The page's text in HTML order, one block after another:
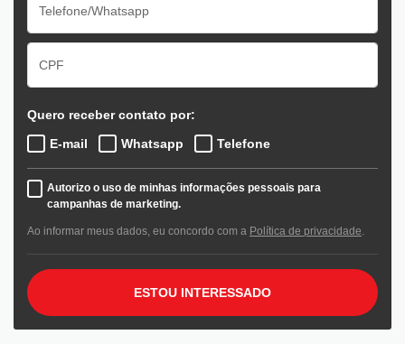
Quero receber contato por:
E-mail
Whatsapp Telefone
Autorizo o uso de minhas informações pessoais para
campanhas de marketing.
Ao informar meus dados, eu concordo com a Política de privacidade
ESTOU INTERESSADO